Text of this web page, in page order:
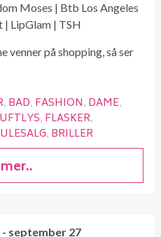
Moses | Btb Los Angeles
| LipGlam | TSH
venner på shopping, så ser
BAD FASHION DAME
FLASKER
BRILLER
september 27